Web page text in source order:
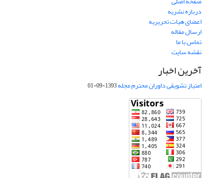
درباره نشریه
اعضای هیات تحریریه
ارسال مقاله
تماس با ما
نقشه سایت
آخرین اخبار
امتیاز تشویقی داوران محترم مجله1393-09-01